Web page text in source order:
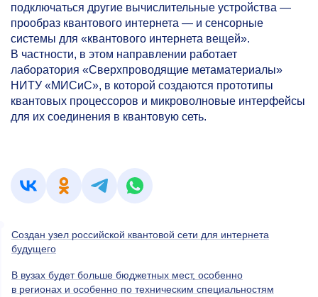
подключаться другие вычислительные устройства —
прообраз квантового интернета — и сенсорные
системы для «квантового интернета вещей».
В частности, в этом направлении работает
лаборатория «Сверхпроводящие метаматериалы»
НИТУ «МИСиС», в которой создаются прототипы
квантовых процессоров и микроволновые интерфейсы
для их соединения в квантовую сеть.
Создан узел российской квантовой сети для интернета
будущего
В вузах будет больше бюджетных мест, особенно
в регионах и особенно по техническим специальностям